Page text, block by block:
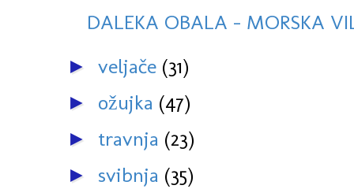
DALEKA OBALA - MORSKA
► veljače (31)
► ožujka (47)
► travnja (23)
► svibnja (35)